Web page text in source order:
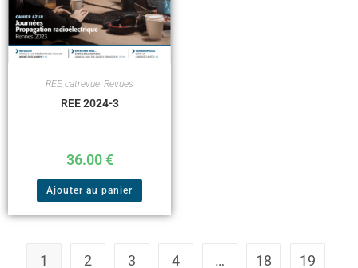
REE catrevue Revues
REE 2024-3
36.00€
Ajouter au panier
1 2 3 4 … 18 19